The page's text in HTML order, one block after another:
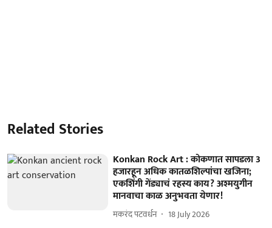
Related Stories
Konkan Rock Art : कोकणात सापडला 3
हजारहून अधिक कातळशिल्पांचा खजिना;
एकशिंगी गेंड्याचं रहस्य काय? अश्मयुगीन
मानवाचा काळ अनुभवता येणार!
मकरंद पटवर्धन 18 July 2026